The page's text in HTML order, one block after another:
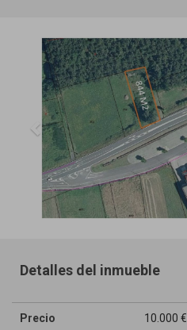
Detalles del inmueble
Precio 10.000 €